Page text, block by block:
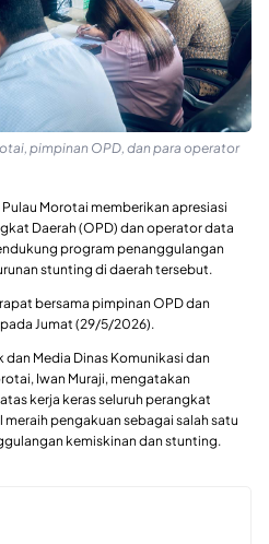
pimpinan OPD, dan para operator
Morotai memberikan apresiasi
Daerah (OPD) dan operator data
program penanggulangan
stunting di daerah tersebut.
bersama pimpinan OPD dan
Jumat (29/5/2026).
Media Dinas Komunikasi dan
Iwan Muraji, mengatakan
kerja keras seluruh perangkat
pengakuan sebagai salah satu
kemiskinan dan stunting.